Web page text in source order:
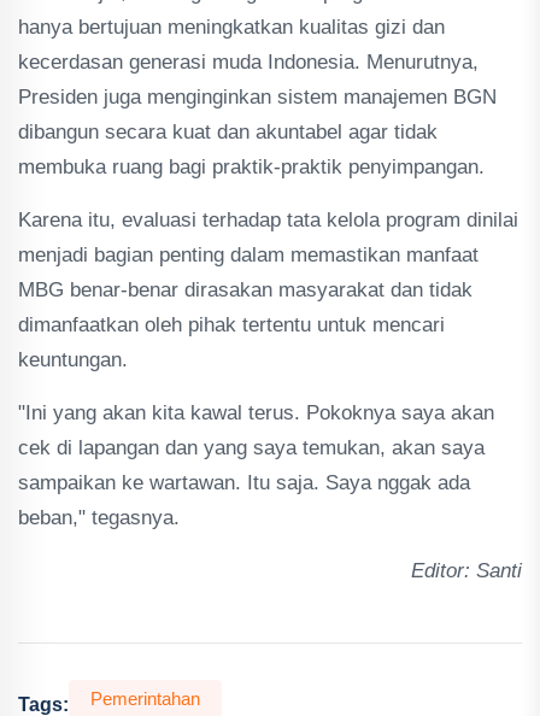
hanya bertujuan meningkatkan kualitas gizi dan
kecerdasan generasi muda Indonesia. Menurutnya,
Presiden juga menginginkan sistem manajemen BGN
dibangun secara kuat dan akuntabel agar tidak
membuka ruang bagi praktik-praktik penyimpangan.
Karena itu, evaluasi terhadap tata kelola program dinilai
menjadi bagian penting dalam memastikan manfaat
MBG benar-benar dirasakan masyarakat dan tidak
dimanfaatkan oleh pihak tertentu untuk mencari
keuntungan.
"Ini yang akan kita kawal terus. Pokoknya saya akan
cek di lapangan dan yang saya temukan, akan saya
sampaikan ke wartawan. Itu saja. Saya nggak ada
beban," tegasnya.
Editor: Santi
Tags: Pemerintahan